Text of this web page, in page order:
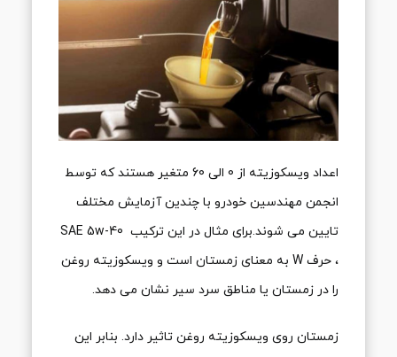
اعداد ویسکوزیته از 0 الی 60 متغیر هستند که توسط
انجمن مهندسین خودرو با چندین آزمایش مختلف
تایین می شوند.برای مثال در این ترکیب SAE 5w-40
، حرف W به معنای زمستان است و ویسکوزیته روغن
را در زمستان یا مناطق سرد سیر نشان می دهد.
زمستان روی ویسکوزیته روغن تاثیر دارد. بنابر این